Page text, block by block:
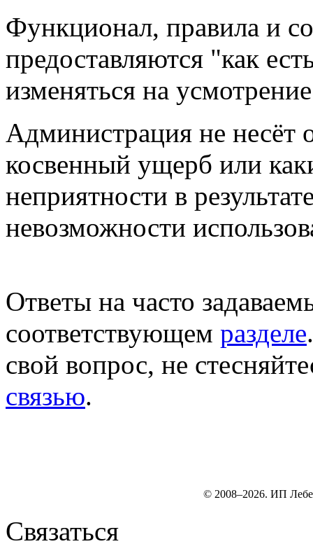
Функционал, правила и
предоставляются "как
изменяться на
Администрация не несёт
косвенный ущерб или
неприятности в
невозможности
Ответы на часто
соответствующем разделе
свой вопрос, не
связью.
© 2008–2026. ИП
Связаться